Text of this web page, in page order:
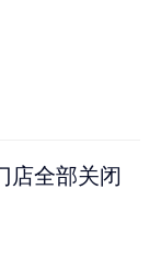
店全部关闭